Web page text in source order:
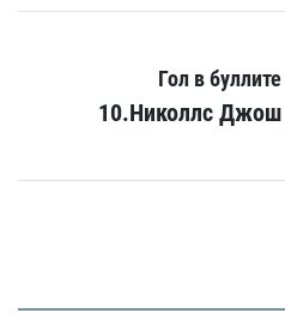
Гол в буллите
10.Николлс Джош